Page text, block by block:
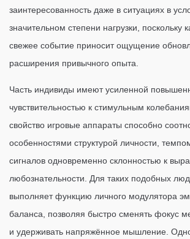
заинтересованность даже в ситуациях в
значительном степени нагрузки, поскольку
свежее событие приносит ощущение
расширения привычного опыта.
Часть индивиды имеют усиленной
чувствительностью к стимульным
свойство игровые аппараты способно
особенностями структурой личности,
сигналов одновременно склонностью к
любознательности. Для таких подобных
выполняет функцию личного модулятора
баланса, позволяя быстро сменять фокус
и удерживать напряжённое мышление.